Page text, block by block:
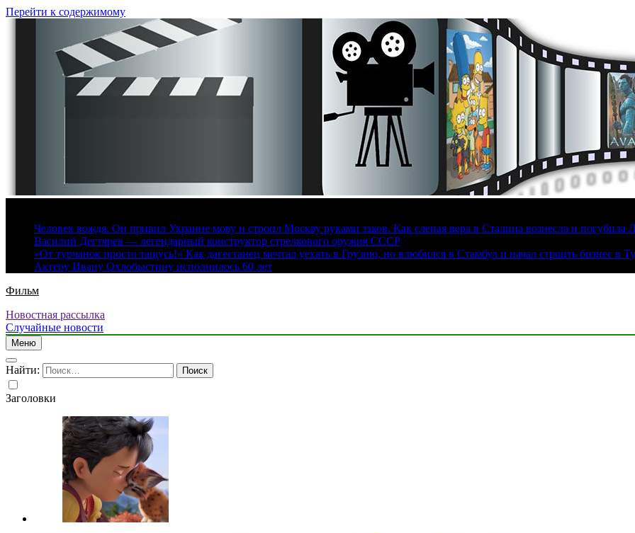
Перейти к содержимому
Человек вождя. Он привил Украине мову и строил Москву руками зэков. Как слепая вера в Сталина вознесла и погубила
Василий Дегтярев — легендарный конструктор стрелкового оружия СССР
«От турчанок просто тащусь!» Как дагестанец мечтал уехать в Грузию, но влюбился в Стамбул и начал строить бизнес в
Актеру Ивану Охлобыстину исполнилось 60 лет
Фильм
Новостная рассылка
Случайные новости
Меню
Найти:
Заголовки